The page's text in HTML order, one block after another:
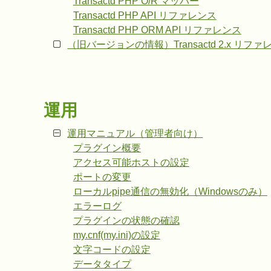
Transactd PHP API リファレンス
Transactd PHP ORM API リファレンス
（旧バージョンの情報）Transactd 2.x リファ
運用
運用マニュアル（管理者向け）
プラグイン概要
アクセス可能ホストの設定
ポートの変更
ローカルpipe通信の無効化（Windowsのみ）
エラーログ
プラグインの状態の確認
my.cnf(my.ini)の設定
文字コードの設定
データタイプ